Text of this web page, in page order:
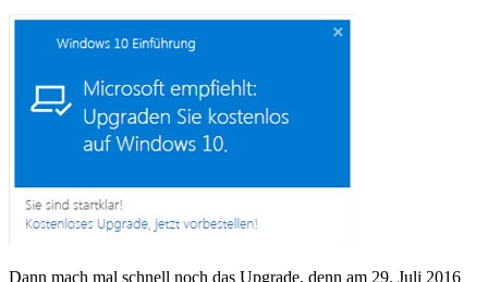
Dann mach mal schnell noch das Upgrade, denn am 29. Juli 2016